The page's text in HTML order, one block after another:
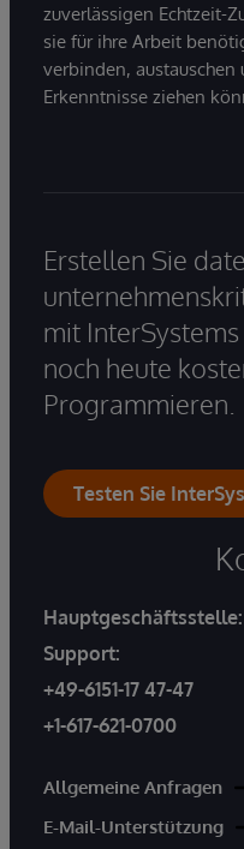
zuverlässigen Echtzeit-
sie für ihre Arbeit
verbinden, austauschen
Erkenntnisse ziehen
Erstellen Sie
mit
noch heute
Programmieren.
Testen Sie
Hauptgeschäftsstelle:
Support:
+49-6151-17 47-47
+1-617-621-0700
Allgemeine Anfragen
E-Mail-Unterstützung